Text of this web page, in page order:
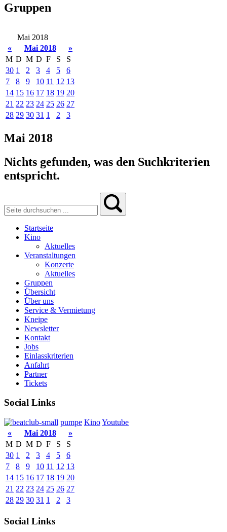
Gruppen
Mai 2018
«
Mai 2018
»
M D M D F S
S
30 1 2 3 4 5
6
7
8 9 10 11 12 13
14 15 16 17 18 19 20
21 22 23 24 25 26 27
28 29 30 31 1 2 3
Mai 2018
Nichts gefunden, was den Suchkriterien
entspricht.
Startseite
Kino
Aktuelles
Veranstaltungen
Konzerte
Aktuelles
Gruppen
Übersicht
Über uns
Service & Vermietung
Kneipe
Newsletter
Kontakt
Jobs
Einlasskriterien
Anfahrt
Partner
Tickets
Social Links
pumpe KinoYoutube
«
Mai 2018
»
M D M D F S
S
30 1 2 3 4 5
6
7
8 9 10 11 12 13
14 15 16 17 18 19 20
21 22 23 24 25 26 27
28 29 30 31 1 2 3
Social Links